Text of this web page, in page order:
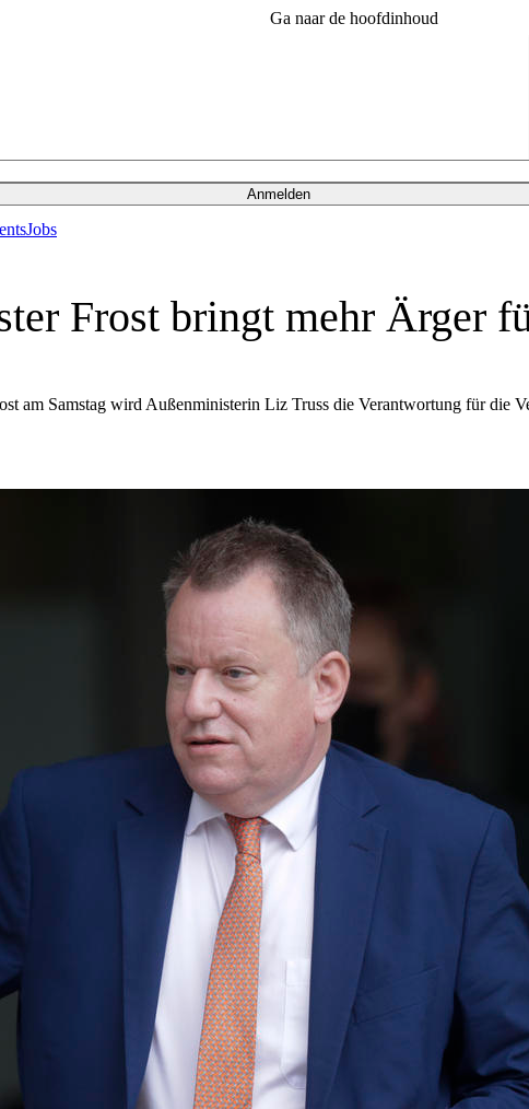
Ga naar de hoofdinhoud
Anmelden
Jobs
Frost bringt mehr Ärger
am Samstag wird Außenministerin Liz Truss die Verantwortung für die